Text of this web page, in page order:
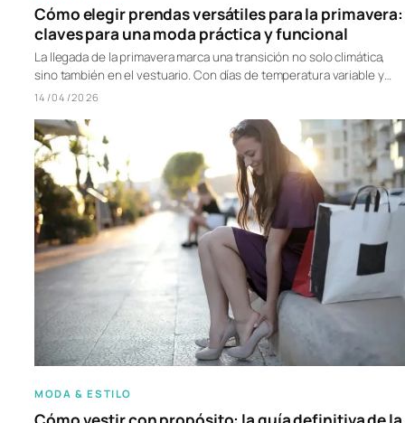
Cómo elegir prendas versátiles para la primavera:
claves para una moda práctica y funcional
La llegada de la primavera marca una transición no solo climática,
sino también en el vestuario. Con días de temperatura variable y…
14/04/2026
MODA & ESTILO